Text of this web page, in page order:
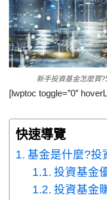
新手投資基金怎麼買
[lwptoc toggle=”0″
快速導覽
基金是什麼?投
投資基金
投資基金